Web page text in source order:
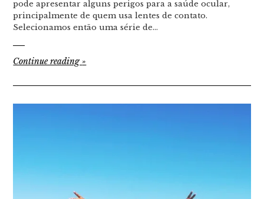
pode apresentar alguns perigos para a saúde ocular,
principalmente de quem usa lentes de contato.
Selecionamos então uma série de…
Continue reading»